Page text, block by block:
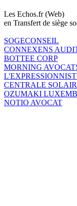
Les Echos.fr (Web)
en Transfert de siège
SOGECONSEIL
CONNEXENS
BOTTEE CORP
MORNING
CENTRALE
OZUMAKI
NOTIO AVOCAT